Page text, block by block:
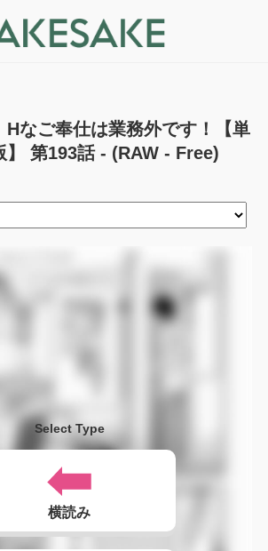
Hなご奉仕は業務外です！【単
】 第193話 - (RAW - Free)
Select Type
横読み